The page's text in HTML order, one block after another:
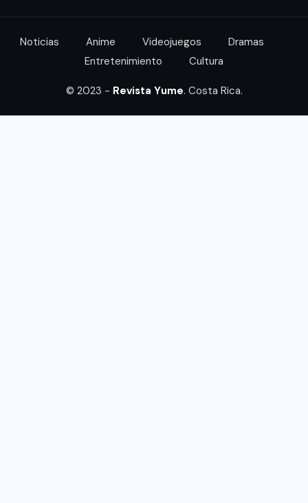
Noticias Anime Videojuegos
Dramas
Entretenimiento
Cultura
© 2023 - Revista Yume. Costa Rica.